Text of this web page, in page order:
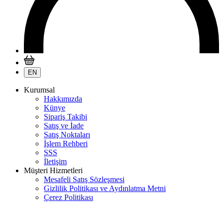
EN
Kurumsal
Hakkımızda
Künye
Sipariş Takibi
Satış ve İade
Satış Noktaları
İşlem Rehberi
SSS
İletişim
Müşteri Hizmetleri
Mesafeli Satış Sözleşmesi
Gizlilik Politikası ve Aydınlatma Metni
Çerez Politikası